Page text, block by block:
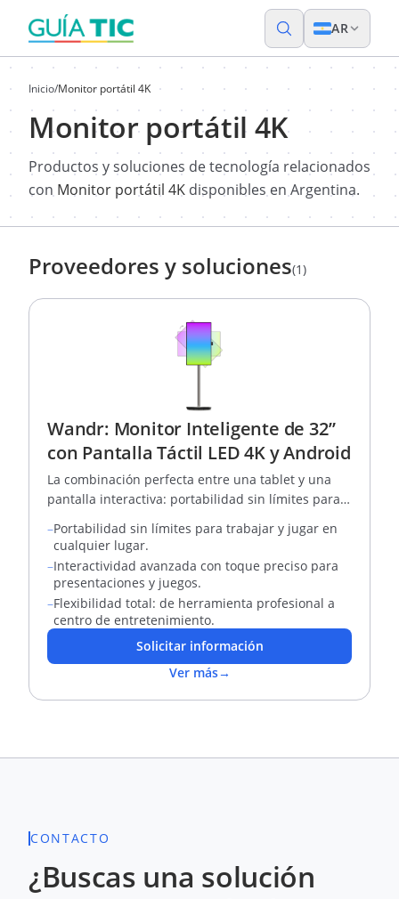
AR
Inicio/Monitor portátil 4K
Monitor portátil 4K
Productos y soluciones de tecnología relacionados
con Monitor portátil 4K disponibles en Argentina.
Proveedores y soluciones(1)
Wandr: Monitor Inteligente de 32”
con Pantalla Táctil LED 4K y Android
La combinación perfecta entre una tablet y una
pantalla interactiva: portabilidad sin límites para
–Portabilidad sin límites para trabajar y jugar en
cualquier lugar.
–Interactividad avanzada con toque preciso para
presentaciones y juegos.
–Flexibilidad total: de herramienta profesional a
centro de entretenimiento.
Solicitar información
Ver más→
CONTACTO
¿Buscas una solución